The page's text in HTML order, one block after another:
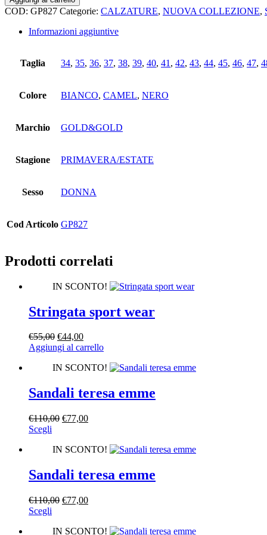
quantità
COD: GP827 Categorie: CALZATURE, NUOVA COLLEZIONE,
Informazioni aggiuntive
Taglia 34, 35, 36, 37, 38, 39, 40, 41 , 42, 43, 44, 45, 46, 47,
Colore BIANCO, CAMEL, NERO
Marchio GOLD&GOLD
Stagione PRIMAVERA/ESTATE
Sesso DONNA
Cod Articolo GP827
Prodotti correlati
IN SCONTO!
Stringata sport wear
€55,00 Il
prezzo
era:
€44,00Il
prezzo
è:
Aggiungi al carrello
IN SCONTO!
Sandali teresa emme
€110,00 Il
era:
€77,00Il
è:
Scegli
ha
varianti.
Le
possono
essere
IN SCONTO!
Sandali teresa emme
€110,00 Il
era:
€77,00Il
è:
Scegli
ha
IN SCONTO!